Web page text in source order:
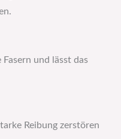
und lässt das
Reibung zerstören